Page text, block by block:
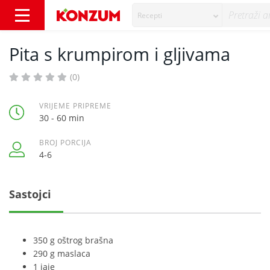
Recepti
Pita s krumpirom i gljivama
(0)
VRIJEME PRIPREME
30 - 60 min
BROJ PORCIJA
4-6
Sastojci
350 g oštrog brašna
290 g maslaca
1 jaje